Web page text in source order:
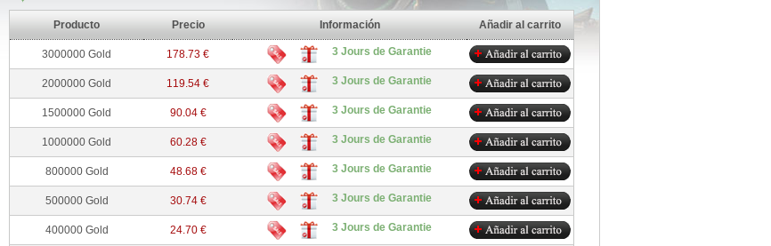
Producto Precio Información Añadir al carrito
3000000 Gold 178.73 € 3 Jours de Garantie
2000000 Gold 119.54 € 3 Jours de Garantie
1500000 Gold 90.04 € 3 Jours de Garantie
1000000 Gold 60.28 € 3 Jours de Garantie
800000 Gold 48.68 € 3 Jours de Garantie
500000 Gold 30.74 € 3 Jours de Garantie
400000 Gold 24.70 € 3 Jours de Garantie